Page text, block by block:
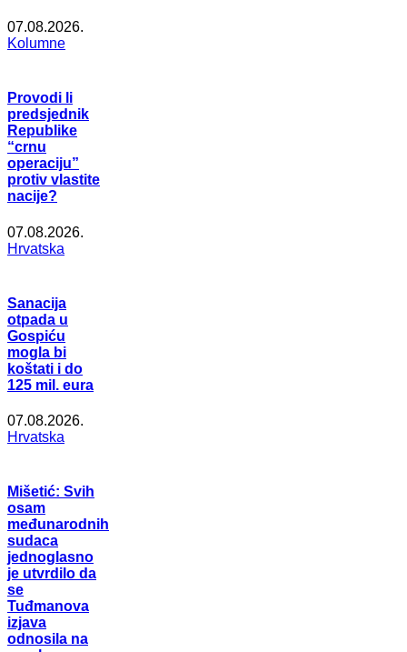
07.08.2026.
Kolumne
Provodi li
predsjednik
Republike
“crnu
operaciju”
protiv vlastite
nacije?
07.08.2026.
Hrvatska
Sanacija
otpada u
Gospiću
mogla bi
koštati i do
125 mil. eura
07.08.2026.
Hrvatska
Mišetić: Svih
osam
međunarodnih
sudaca
jednoglasno
je utvrdilo da
se
Tuđmanova
izjava
odnosila na